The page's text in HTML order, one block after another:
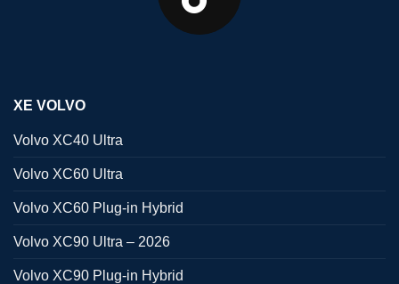
XE VOLVO
Volvo XC40 Ultra
Volvo XC60 Ultra
Volvo XC60 Plug-in Hybrid
Volvo XC90 Ultra – 2026
Volvo XC90 Plug-in Hybrid